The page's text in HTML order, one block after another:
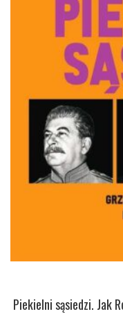
Piekielni sąsiedzi. Jak